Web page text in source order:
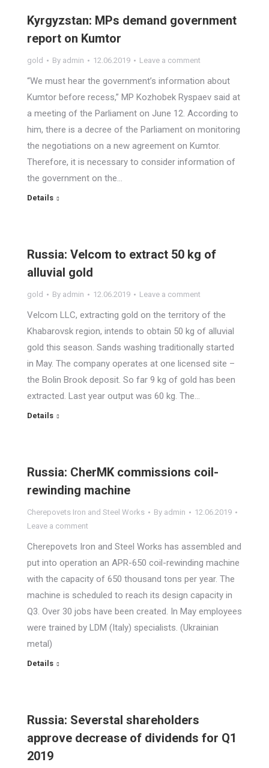
Kyrgyzstan: MPs demand government
report on Kumtor
gold By admin 12.06.2019 Leave a comment
“We must hear the government’s information about
Kumtor before recess,” MP Kozhobek Ryspaev said at
a meeting of the Parliament on June 12. According to
him, there is a decree of the Parliament on monitoring
the negotiations on a new agreement on Kumtor.
Therefore, it is necessary to consider information of
the government on the…
Details
Russia: Velcom to extract 50 kg of
alluvial gold
gold By admin 12.06.2019 Leave a comment
Velcom LLC, extracting gold on the territory of the
Khabarovsk region, intends to obtain 50 kg of alluvial
gold this season. Sands washing traditionally started
in May. The company operates at one licensed site –
the Bolin Brook deposit. So far 9 kg of gold has been
extracted. Last year output was 60 kg. The…
Details
Russia: CherMK commissions coil-
rewinding machine
Cherepovets Iron and Steel Works By admin
12.06.2019
Leave a comment
Cherepovets Iron and Steel Works has assembled and
put into operation an APR-650 coil-rewinding machine
with the capacity of 650 thousand tons per year. The
machine is scheduled to reach its design capacity in
Q3. Over 30 jobs have been created. In May employees
were trained by LDM (Italy) specialists. (Ukrainian
metal)
Details
Russia: Severstal shareholders
approve decrease of dividends for Q1
2019